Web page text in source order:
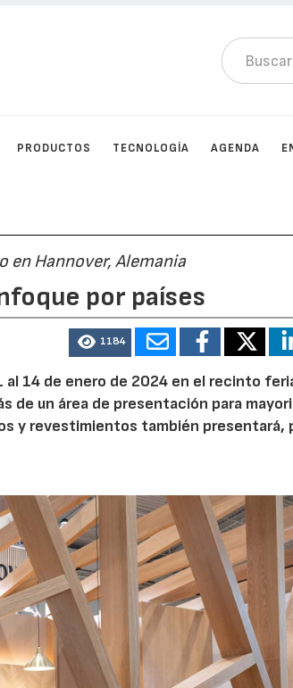
PRODUCTOS TECNOLOGÍA AGENDA
en Hannover, Alemania
por países
1184
al 14 de enero de 2024 en el recinto
de un área de presentación para
y revestimientos también presentará,